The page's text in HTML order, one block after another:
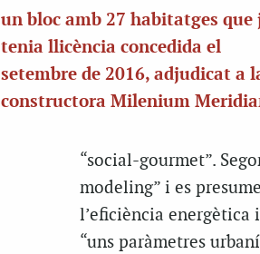
un bloc amb 27 habitatges que
tenia llicència concedida el
setembre de 2016, adjudicat a
constructora Milenium
“social-gourmet”.
modeling” i es
l’eficiència energètica
“uns paràmetres